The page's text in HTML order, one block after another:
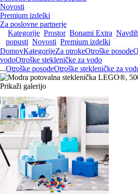
Novosti
Premium izdelki
Za poslovne partnerje
Kategorije Prostor Bonami Extra Navdih
popusti Novosti Premium izdelki
DomovKategorijeZa otrokeOtroške posode
vodoOtroške stekleničke za vodo
...Otroške posodeOtroške stekleničke za
Prikaži galerijo